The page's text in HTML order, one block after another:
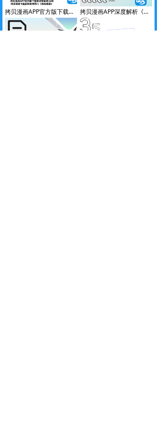
拷贝漫画APP官方版下载推送专题第32期-拷贝漫画下载细析秋季热门《危险重逢》 拷贝漫画APP深度解析《偶像吸引力》-漫评人带你领略拷贝漫画IOS下载